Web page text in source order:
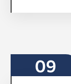
09